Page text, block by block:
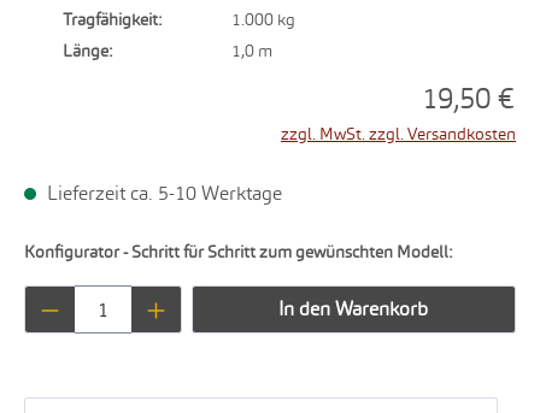
Tragfähigkeit:
1.000 kg
Länge:
1,0 m
19,50 €
zzgl. MwSt. zzgl. Versandkosten
Lieferzeit ca. 5-10 Werktage
Konfigurator - Schritt für Schritt zum gewünschten Modell:
Produkt Anzahl: Gib den gewünschten
In den Warenkorb